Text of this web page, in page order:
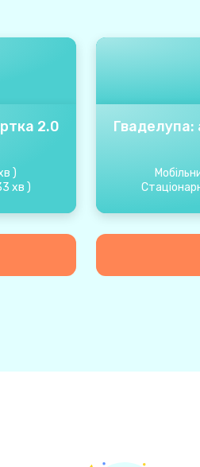
2.0
)
хв )
Гваделупа: